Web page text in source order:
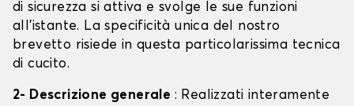
di sicurezza si attiva e svolge le sue funzioni
all'istante. La specificità unica del nostro
brevetto risiede in questa particolarissima tecnica
di cucito.
2- Descrizione generale : Realizzati interamente